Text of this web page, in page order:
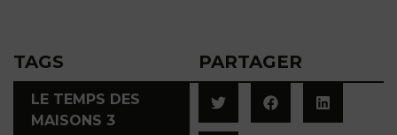
TAGS
LE TEMPS DES
MAISONS 3
PARTAGER